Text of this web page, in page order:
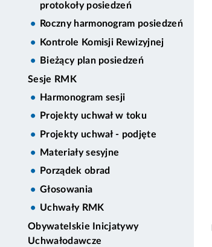
protokoły posiedzeń
Roczny harmonogram posiedzeń
Kontrole Komisji Rewizyjnej
Bieżący plan posiedzeń
Sesje RMK
Harmonogram sesji
Projekty uchwał w toku
Projekty uchwał - podjęte
Materiały sesyjne
Porządek obrad
Głosowania
Uchwały RMK
Obywatelskie Inicjatywy
Uchwałodawcze